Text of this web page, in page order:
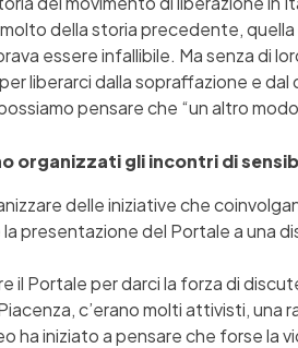
della storia precedente,
essere infallibile. Ma senza di
liberarci dalla sopraffazione e dal
pensare che “un altro
organizzati gli incontri di
delle iniziative che
la presentazione del Portale a una
il Portale per darci la forza di
c’erano molti attivisti, una
ha iniziato a pensare che forse la